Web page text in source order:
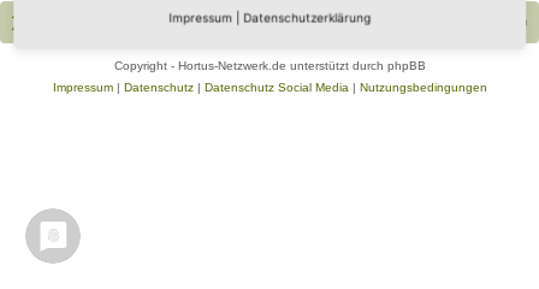
Foren-Übersicht Alle Zeiten sind UTC+02:00
Copyright - Hortus-Netzwerk.de unterstützt durch phpBB
Impressum| Datenschutz| Datenschutz Social Media Nutzungsbedingungen
Impressum Datenschutzerklärung